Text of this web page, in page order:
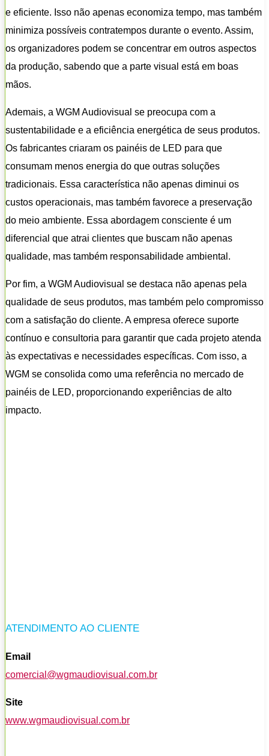
e eficiente. Isso não apenas economiza tempo, mas também
minimiza possíveis contratempos durante o evento. Assim,
os organizadores podem se concentrar em outros aspectos
da produção, sabendo que a parte visual está em boas
mãos.
Ademais, a WGM Audiovisual se preocupa com a
sustentabilidade e a eficiência energética de seus produtos.
Os fabricantes criaram os painéis de LED para que
consumam menos energia do que outras soluções
tradicionais. Essa característica não apenas diminui os
custos operacionais, mas também favorece a preservação
do meio ambiente. Essa abordagem consciente é um
diferencial que atrai clientes que buscam não apenas
qualidade, mas também responsabilidade ambiental.
Por fim, a WGM Audiovisual se destaca não apenas pela
qualidade de seus produtos, mas também pelo compromisso
com a satisfação do cliente. A empresa oferece suporte
contínuo e consultoria para garantir que cada projeto atenda
às expectativas e necessidades específicas. Com isso, a
WGM se consolida como uma referência no mercado de
painéis de LED, proporcionando experiências de alto
impacto.
ATENDIMENTO AO CLIENTE
Email
comercial@wgmaudiovisual.com.br
Site
www.wgmaudiovisual.com.br